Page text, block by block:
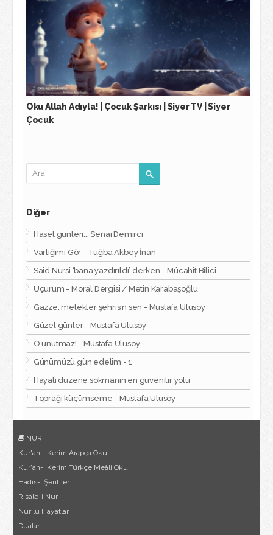
Oku Allah Adıyla! | Çocuk Şarkısı | Siyer TV | Siyer
Çocuk
Diğer
Haset günleri... Senai Demirci
Varlığımı Gör - Tuğba Akbey İnan
Said Nursi ‘bana yazdırıldı’ derken - Mücahit Bilici
Uçurum - Moral Dergisi / Metin Karabaşoğlu
Gazze, melekler şehrisin sen - Mustafa Ulusoy
Güzel günler - Mustafa Ulusoy
O unutmaz! - Mustafa Ulusoy
Günümüzü gün edelim - 1
Hayatı düzene sokmanın en güvenilir yolu
Toprağı küçümseme - Mustafa Ulusoy
NUR
Kur'an-ı Kerim Arapça Oku
Kur'an-ı Kerim Türkçe Meâli Oku
Hadis-i Şerif'ler
Risale-i Nur
Nur'lu Hayatlar
Dualar